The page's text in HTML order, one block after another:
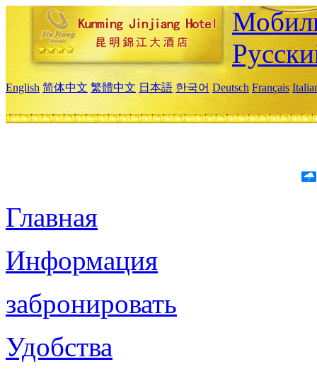
English 简体中文 繁體中文 日本語 한국어 Deutsch Français
Главная
Информация
забронировать
Удобства